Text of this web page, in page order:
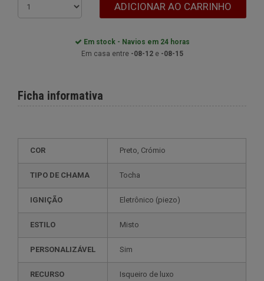
ADICIONAR AO CARRINHO
Em stock - Navios em 24 horas
Em casa entre -08-12e -08-15
Ficha informativa
COR Preto, Crómio
TIPO DE CHAMA Tocha
IGNIÇÃO eletrônico (piezo)
ESTILO misto
PERSONALIZÁVEL sim
RECURSO isqueiro de luxo